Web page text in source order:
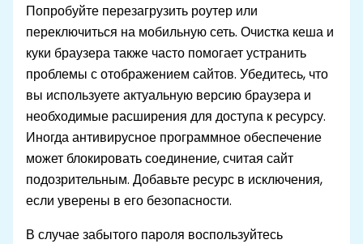
Попробуйте перезагрузить роутер или
переключиться на мобильную сеть. Очистка кеша и
куки браузера также часто помогает устранить
проблемы с отображением сайтов. Убедитесь, что
вы используете актуальную версию браузера и
необходимые расширения для доступа к ресурсу.
Иногда антивирусное программное обеспечение
может блокировать соединение, считая сайт
подозрительным. Добавьте ресурс в исключения,
если уверены в его безопасности.
В случае забытого пароля воспользуйтесь